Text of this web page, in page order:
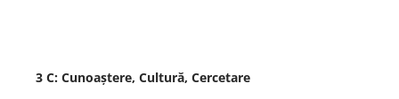
3 C: Cunoaștere, Cultură, Cercetare